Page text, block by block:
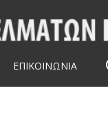
ΕΠΙΚΟΙΝΩΝΙΑ